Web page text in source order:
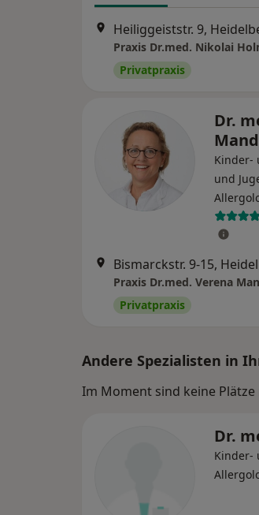
Heiliggeiststr. 9,
Privatpraxis
Dr.
Kinder-
und
Bismarckstr. 9-15,
Privatpraxis
Andere Spezialisten in
Im Moment sind keine
Dr.
Kinder-